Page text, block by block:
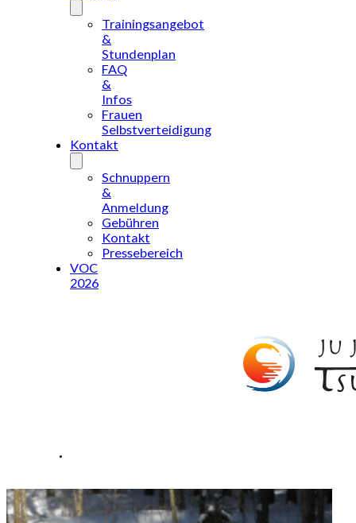
Trainingsangebot
&
Stundenplan
FAQ
&
Infos
Frauen
Selbstverteidigung
Kontakt
Schnuppern
&
Anmeldung
Gebühren
Kontakt
Pressebereich
VOC
2026